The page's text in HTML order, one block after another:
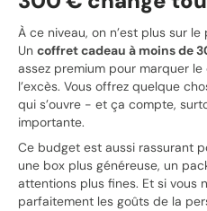
À ce niveau, on n’est plus sur
Un coffret cadeau à moins de
assez premium pour marquer
l’excès. Vous offrez quelque
qui s’ouvre - et ça compte,
importante.
Ce budget est aussi rassurant
une box plus généreuse, un
attentions plus fines. Et si vous
parfaitement les goûts de la